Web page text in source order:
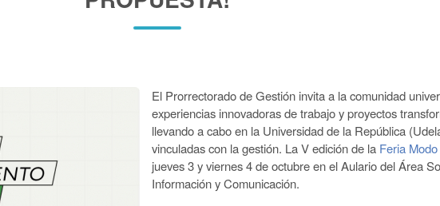
El Prorrectorado de Gestión invita a la comunidad
experiencias innovadoras de trabajo y proyectos
llevando a cabo en la Universidad de la República
vinculadas con la gestión. La V edición de la Feria
jueves 3 y viernes 4 de octubre en el Aulario del Área
Información y Comunicación.